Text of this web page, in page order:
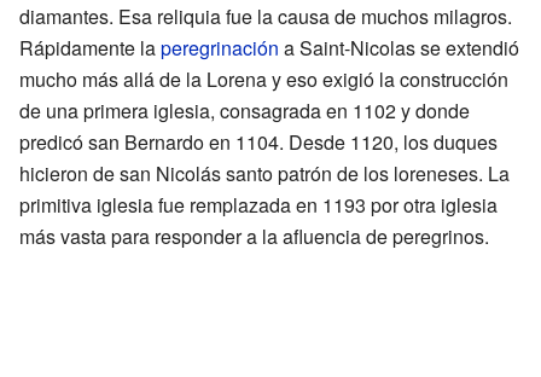
diamantes. Esa reliquia fue la causa de muchos milagros.
Rápidamente laperegrinación a Saint-Nicolas se extendió
mucho más allá de la Lorena y eso exigió la construcción
de una primera iglesia, consagrada en 1102 y donde
predicó san Bernardo en 1104. Desde 1120, los duques
hicieron de san Nicolás santo patrón de los loreneses. La
primitiva iglesia fue remplazada en 1193 por otra iglesia
más vasta para responder a la afluencia de peregrinos.